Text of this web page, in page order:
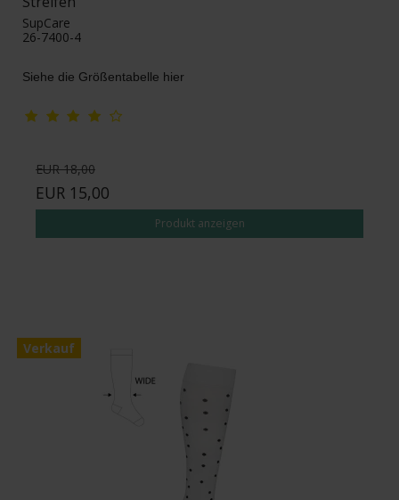
SupCare
26-7400-4
Siehe die Größentabelle hier
EUR 18,00
EUR 15,00
Produkt anzeigen
Verkauf